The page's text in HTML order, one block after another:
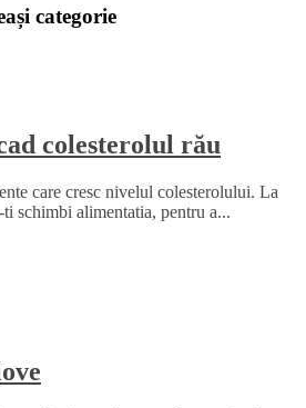
categorie
colesterolul rău
care cresc nivelul colesterolului. La
schimbi alimentatia, pentru a...